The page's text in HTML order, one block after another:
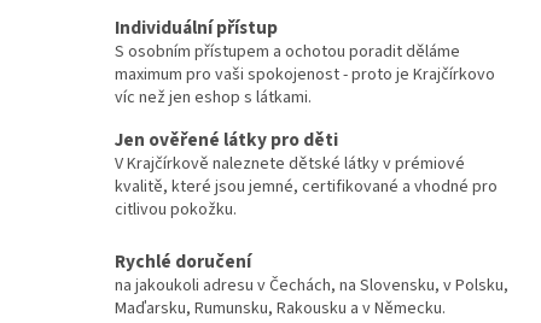
Individuální přístup
S osobním přístupem a ochotou poradit děláme
maximum pro vaši spokojenost - proto je Krajčírkovo
víc než jen eshop s látkami.
Jen ověřené látky pro děti
V Krajčírkově naleznete dětské látky v prémiové
kvalitě, které jsou jemné, certifikované a vhodné pro
citlivou pokožku.
Rychlé doručení
na jakoukoli adresu v Čechách, na Slovensku, v Polsku,
Maďarsku, Rumunsku, Rakousku a v Německu.